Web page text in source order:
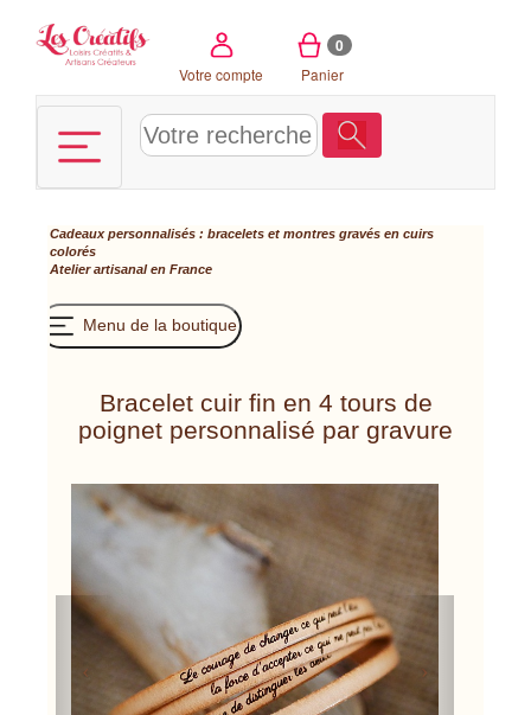
Votre compte
0
Panier
Cadeaux personnalisés : bracelets et montres gravés en cuirs
colorés
Atelier artisanal en France
Menu de la boutique
Bracelet cuir fin en 4 tours de
poignet personnalisé par gravure
Previous